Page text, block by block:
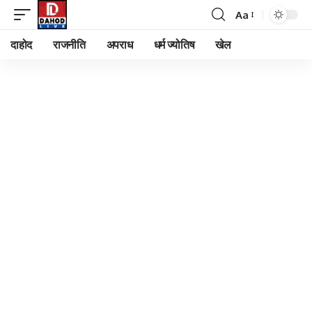
Font
Aa
दाहोद राजनीति अपराध धर्म ज्योतिष खेल